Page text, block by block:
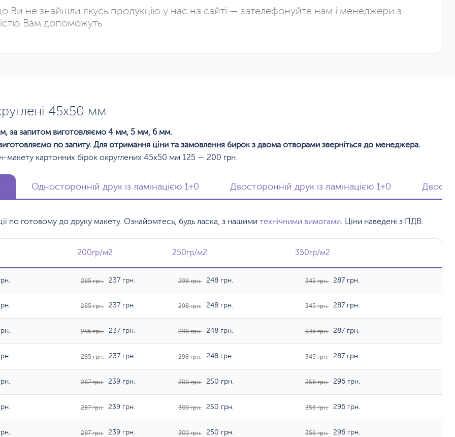
Ви не знайшли якусь продукцію у нас на сайті — зателефонуйте нам і менеджери з
Вам допоможуть
45х50 мм
за запитом виготовляємо 4 мм, 5 мм, 6 мм.
по запиту. Для отримання ціни та замовлення бирок з двома отворами зверніться до менеджера.
макету картонних бірок округлених 45х50 мм 125 — 200 грн.
Односторонній друк із ламінацією 1+0 Двосторонній друк із ламінацією 1+0
по готовому до друку макету. Ознайомтесь, будь ласка, з нашими технічними вимогами. Ціни наведені з ПДВ.
200гр/м2 250гр/м2 350гр/м2
200гр/м2 250гр/м2 350гр/м2
285 грн. 237 грн. 298 грн. 248 грн. 345 грн. 287 грн.
285 грн. 237 грн. 298 грн. 248 грн. 345 грн. 287 грн.
285 грн. 237 грн. 298 грн. 248 грн. 345 грн. 287 грн.
285 грн. 237 грн. 298 грн. 248 грн. 345 грн. 287 грн.
287 грн. 239 грн. 300 грн. 250 грн. 356 грн. 296 грн.
287 грн. 239 грн. 300 грн. 250 грн. 356 грн. 296 грн.
287 грн. 239 грн. 300 грн. 250 грн. 356 грн. 296 грн.